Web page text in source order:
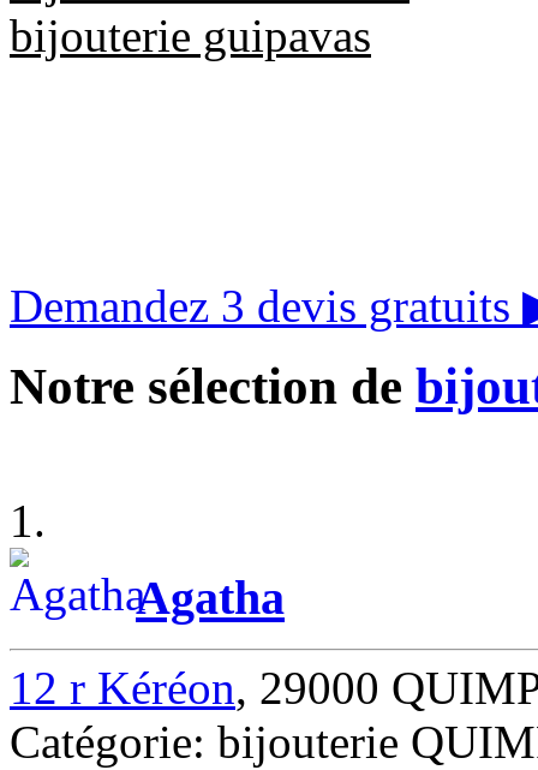
bijouterie guipavas
Demandez 3 devis gratuits
Notre sélection de
1.
Agatha
12 r Kéréon, 29000
Catégorie: bijouterie